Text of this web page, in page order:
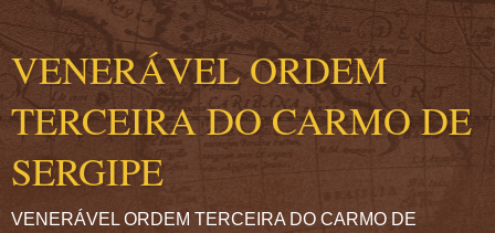
VENERÁVEL ORDEM
TERCEIRA DO CARMO DE
SERGIPE
VENERÁVEL ORDEM TERCEIRA DO CARMO DE